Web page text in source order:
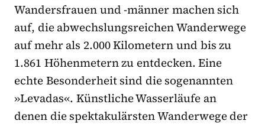
Wandersfrauen und -männer machen sich
auf, die abwechslungsreichen Wanderwege
auf mehr als 2.000 Kilometern und bis zu
1.861 Höhenmetern zu entdecken. Eine
echte Besonderheit sind die sogenannten
»Levadas«. Künstliche Wasserläufe an
denen die spektakulärsten Wanderwege der